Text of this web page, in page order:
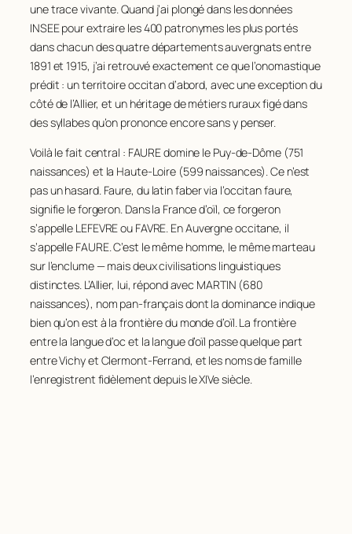
une trace vivante. Quand j’ai plongé dans les données
INSEE pour extraire les 400 patronymes les plus portés
dans chacun des quatre départements auvergnats entre
1891 et 1915, j’ai retrouvé exactement ce que l’onomastique
prédit : un territoire occitan d’abord, avec une exception du
côté de l’Allier, et un héritage de métiers ruraux figé dans
des syllabes qu’on prononce encore sans y penser.
Voilà le fait central : FAURE domine le Puy-de-Dôme (751
naissances) et la Haute-Loire (599 naissances). Ce n’est
pas un hasard. Faure, du latinfabervia l’occitanfaure,
signifie le forgeron. Dans la France d’oïl, ce forgeron
s’appelle LEFEVRE ou FAVRE. En Auvergne occitane, il
s’appelle FAURE. C’est le même homme, le même marteau
sur l’enclume — mais deux civilisations linguistiques
distinctes. L’Allier, lui, répond avec MARTIN (680
naissances), nom pan-français dont la dominance indique
bien qu’on est à la frontière du monde d’oïl. La frontière
entre la langue d’oc et la langue d’oïl passe quelque part
entre Vichy et Clermont-Ferrand, et les noms de famille
l’enregistrent fidèlement depuis le XIVe siècle.